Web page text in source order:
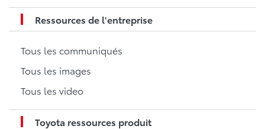
Ressources de l'entreprise
Tous les communiqués
Tous les images
Tous les video
Toyota ressources produit